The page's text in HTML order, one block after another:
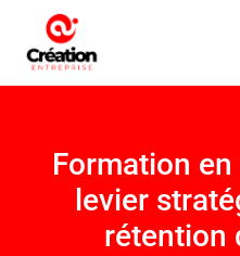
Formation
levier
rétention